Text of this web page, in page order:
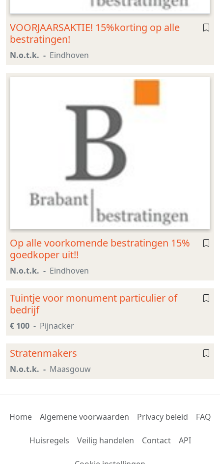
VOORJAARSAKTIE! 15%korting op alle
bestratingen!
N.o.t.k. Eindhoven
Op alle voorkomende bestratingen 15%
goedkoper uit!!
N.o.t.k. Eindhoven
Tuintje voor monument particulier of
bedrijf
€ 100 Pijnacker
Stratenmakers
N.o.t.k. Maasgouw
Home Algemene voorwaarden Privacy beleid FAQ
Huisregels Veilig handelen Contact API